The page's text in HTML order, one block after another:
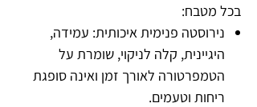
בכל מטבח:
נירוסטה פנימית איכותית: עמידה,
היגיינית, קלה לניקוי, שומרת על
הטמפרטורה לאורך זמן ואינה סופגת
ריחות וטעמים.